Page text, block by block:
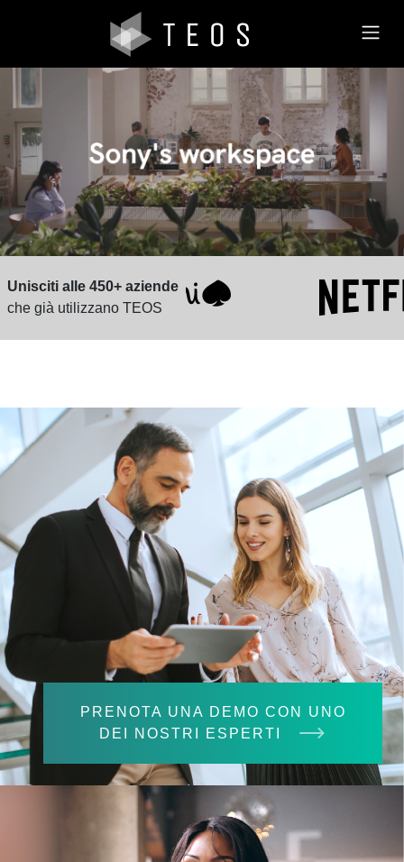
Unisciti alle 450+ aziende
che già utilizzano TEOS
PRENOTA UNA DEMO CON UNO
DEI NOSTRI ESPERTI